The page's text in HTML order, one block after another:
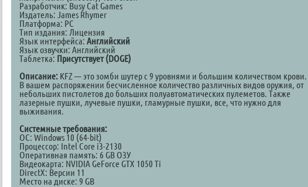
Разработчик: Busy Cat Games
Издатель: James Rhymer
Платформа: PC
Тип издания: Лицензия
Язык интерфейса: Английский
Язык озвучки: Английский
Таблетка: Присутствует (DOGE)
Описание: KFZ — это зомби шутер с 9 уровнями и большим количеством крови.
В вашем распоряжении бесчисленное количество различных видов оружия, от
небольших пистолетов до больших полуавтоматических пулеметов. Также
лазерные пушки, лучевые пушки, гламурные пушки, все, что нужно для
выживания.
Системные требования:
ОС: Windows 10 (64-bit)
Процессор: Intel Core i3-2130
Оперативная память: 6 GB ОЗУ
Видеокарта: NVIDIA GeForce GTX 1050 Ti
DirectX: Версии 11
Место на диске: 9 GB